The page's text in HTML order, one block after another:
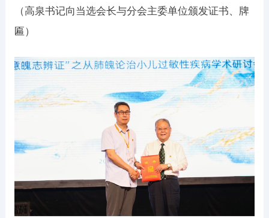
（高泉书记向当选会长与分会主委单位颁发证书、牌
匾）